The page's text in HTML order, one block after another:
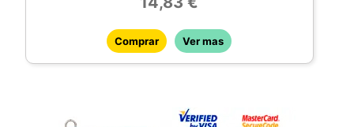
Uso recomendado a partir de 3 años de
edad. Incluye kit de parches para reparar
pequeños poros o pinchazos
Comprar Ver mas